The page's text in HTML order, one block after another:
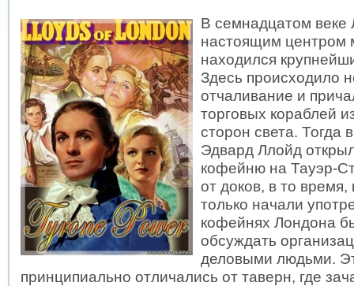
В семнадцатом веке
настоящим центром
находился
Здесь происходило
отчаливание и
торговых кораблей
сторон света. Тогда
Эдвард Ллойд
кофейню на Тауэр-
от доков, в то время,
только начали
кофейнях Лондона
обсуждать
деловыми людьми.
принципиально отличались от таверн, где